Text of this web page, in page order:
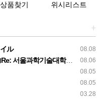
상품찾기 위시리스트
+
08.08
ル
08.06
대학교 스포츠과학과 모집요강
08.05
08.05
03.28